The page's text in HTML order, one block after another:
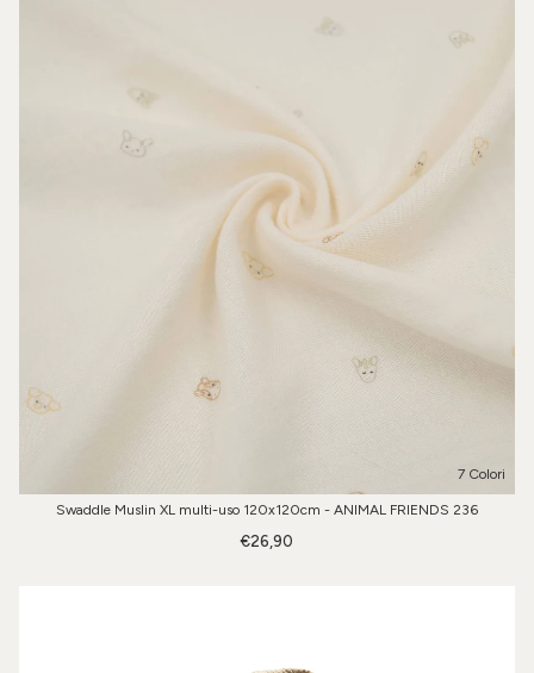
7 Colori
Swaddle Muslin XL multi-uso 120x120cm - ANIMAL FRIENDS 236
€26,90